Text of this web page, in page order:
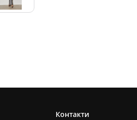
Контакти